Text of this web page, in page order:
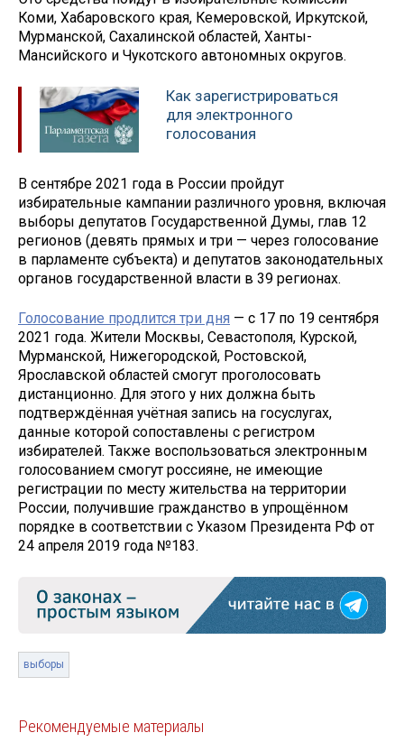
Коми, Хабаровского края, Кемеровской, Иркутской,
Мурманской, Сахалинской областей, Ханты-
Мансийского и Чукотского автономных округов.
Как зарегистрироваться
для электронного
голосования
В сентябре 2021 года в России пройдут
избирательные кампании различного уровня, включая
выборы депутатов Государственной Думы, глав 12
регионов (девять прямых и три — через голосование
в парламенте субъекта) и депутатов законодательных
органов государственной власти в 39 регионах.
Голосование продлится три дня — с 17 по 19 сентября
2021 года. Жители Москвы, Севастополя, Курской,
Мурманской, Нижегородской, Ростовской,
Ярославской областей смогут проголосовать
дистанционно. Для этого у них должна быть
подтверждённая учётная запись на госуслугах,
данные которой сопоставлены с регистром
избирателей. Также воспользоваться электронным
голосованием смогут россияне, не имеющие
регистрации по месту жительства на территории
России, получившие гражданство в упрощённом
порядке в соответствии с Указом Президента РФ от
24 апреля 2019 года №183.
выборы
Рекомендуемые материалы